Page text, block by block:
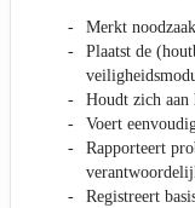
Merkt
Plaatst de
Houdt zich aan
Voert
Rapporteert
Registreert